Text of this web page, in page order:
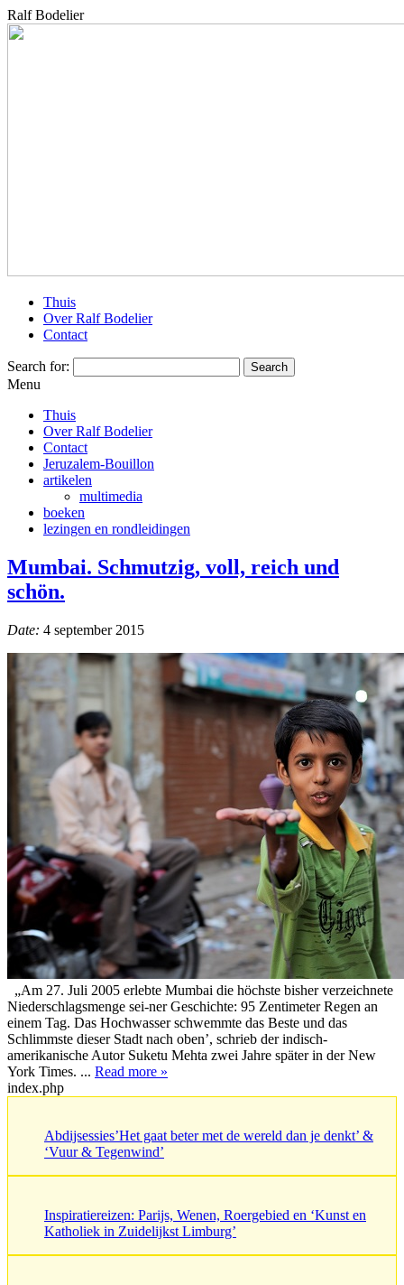
Ralf Bodelier
Thuis
Over Ralf Bodelier
Contact
Search for:
Menu
Thuis
Over Ralf Bodelier
Contact
Jeruzalem-Bouillon
artikelen
multimedia
boeken
lezingen en rondleidingen
Mumbai. Schmutzig, voll, reich und
schön.
Date: 4 september 2015
„Am 27. Juli 2005 erlebte Mumbai die höchste bisher verzeichnete
Niederschlagsmenge sei-ner Geschichte: 95 Zentimeter Regen an
einem Tag. Das Hochwasser schwemmte das Beste und das
Schlimmste dieser Stadt nach oben’, schrieb der indisch-
amerikanische Autor Suketu Mehta zwei Jahre später in der New
York Times. ... Read more »
index.php
Abdijsessies’Het gaat beter met de wereld dan je denkt’ &
‘Vuur & Tegenwind’
Inspiratiereizen: Parijs, Wenen, Roergebied en ‘Kunst en
Katholiek in Zuidelijkst Limburg’